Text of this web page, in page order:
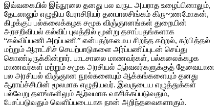
இவ்வகையில் இந்நூலை தனது பல வருட அயராத உழைப்பினாலும்,
தேடலாலும் எழுதிய பேராசிரியர் தனபாலசிங்கம் கிரு~;ணமோகன்,
கிழக்குப் பல்கலைக்கழக சமூக விஞ்ஞானங்கள் துறையின்
அரசறிவியல் கல்விப் புலத்தில் மூன்று தசாப்பதங்களாக
“கல்விப்பணி அறப்பணி” என்பதற்கமைய சிறந்த கற்றல், கற்பித்தல்
மற்றும் ஆராட்சிச் செயற்பாடுகளை அர்ப்பணிப்புடன் செய்து
கொண்டிருக்கின்றார். பாடசாலை மாணவர்கள், பல்கலைக்கழக
மாணவர்கள் மற்றும் சமூக அரசியல் ஆர்வலர்களுக்குத் தேவையான
பல அரசியல் விஞ்ஞான நூல்களையும் ஆக்கங்களையும் தனது
ஆராய்ச்சியின் மூலமாக எழுதியவர். இவருடைய எழுத்துக்கள்
பல்வேறு தளங்களிலும் ஆர்வமாக வாசிக்கப்படுவதும்,
பேசப்படுவதும் வெளிப்படையாக நான் அறிந்தவைகளாகும்.